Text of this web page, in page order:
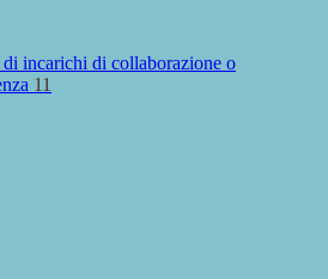
incarichi di collaborazione o
11